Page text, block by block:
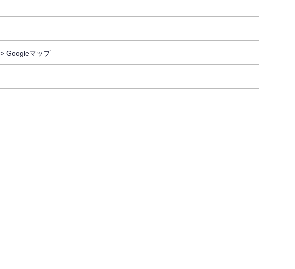
> Googleマップ